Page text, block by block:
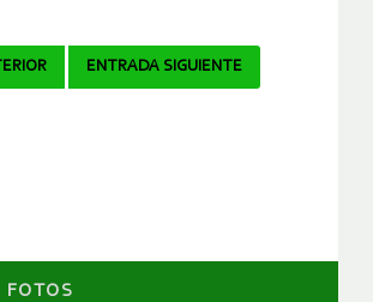
ENTRADA SIGUIENTE
FOTOS